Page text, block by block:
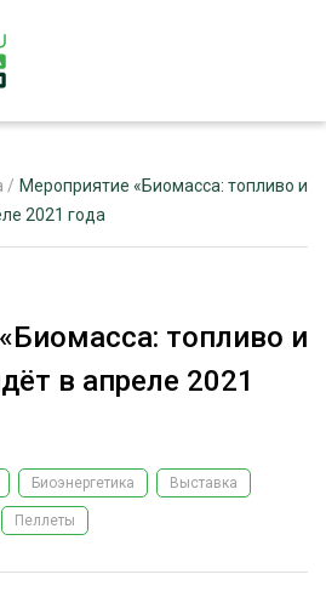
/ Мероприятие «Биомасса: топливо и
2021 года
топливо и
в апреле 2021
Биоэнергетика Выставка
Пеллеты